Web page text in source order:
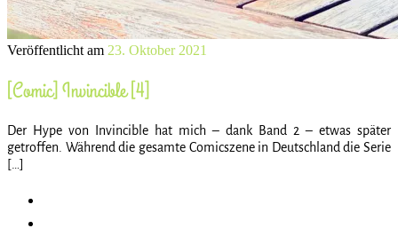
Veröffentlicht am 23. Oktober 2021
[Comic] Invincible [4]
Der Hype von Invincible hat mich – dank Band 2 – etwas später
getroffen. Während die gesamte Comicszene in Deutschland die Serie
[…]